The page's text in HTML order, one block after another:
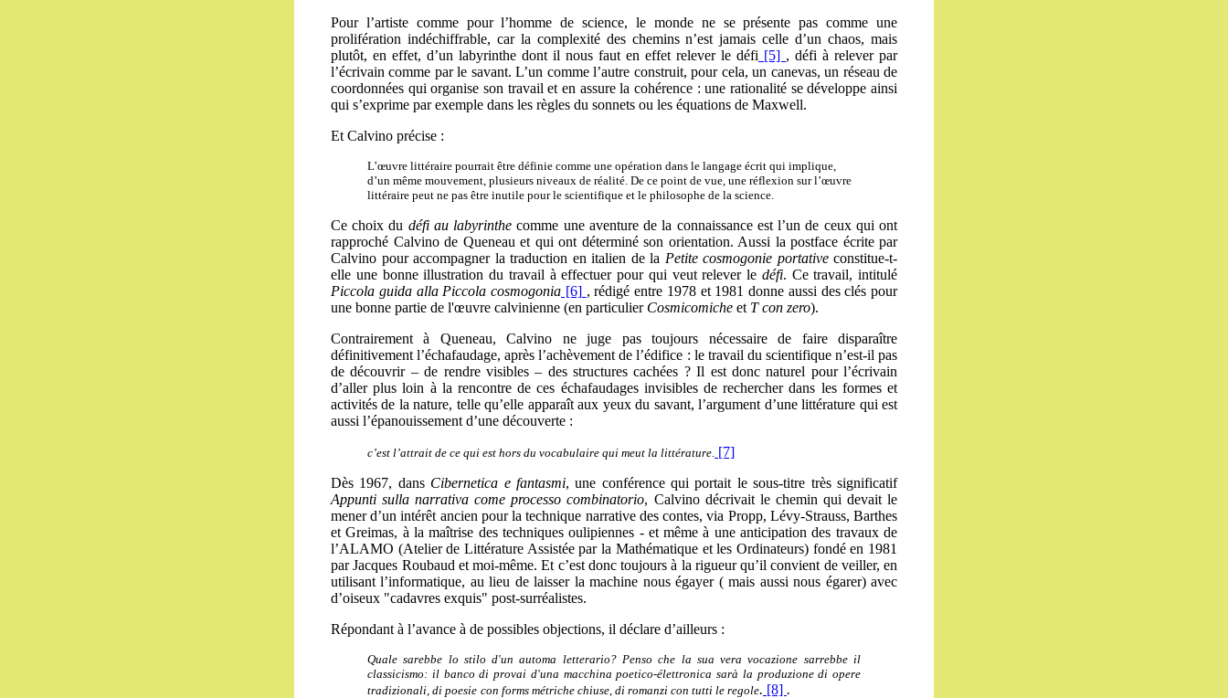
Pour l’artiste comme pour l’homme de science, le monde ne se présente pas comme une
prolifération indéchiffrable, car la complexité des chemins n’est jamais celle d’un chaos, mais
plutôt, en effet, d’un labyrinthe dont il nous faut en effet relever le défi [5] , défi à relever par
l’écrivain comme par le savant. L’un comme l’autre construit, pour cela, un canevas, un réseau de
coordonnées qui organise son travail et en assure la cohérence : une rationalité se développe ainsi
qui s’exprime par exemple dans les règles du sonnets ou les équations de Maxwell.
Et Calvino précise :
L’œuvre littéraire pourrait être définie comme une opération dans le langage écrit qui implique,
d’un même mouvement, plusieurs niveaux de réalité. De ce point de vue, une réflexion sur l’œuvre
littéraire peut ne pas être inutile pour le scientifique et le philosophe de la science.
Ce choix du défi au labyrinthecomme une aventure de la connaissance est l’un de ceux qui ont
rapproché Calvino de Queneau et qui ont déterminé son orientation. Aussi la postface écrite par
Calvino pour accompagner la traduction en italien de la Petite cosmogonie portativeconstitue-t-
elle une bonne illustration du travail à effectuer pour qui veut relever le défi. Ce travail, intitulé
Piccola guida alla Piccola cosmogonia [6] , rédigé entre 1978 et 1981 donne aussi des clés pour
une bonne partie de l'œuvre calvinienne (en particulier Cosmicomiche et T con zero).
Contrairement à Queneau, Calvino ne juge pas toujours nécessaire de faire disparaître
définitivement l’échafaudage, après l’achèvement de l’édifice : le travail du scientifique n’est-il pas
de découvrir – de rendre visibles – des structures cachées ? Il est donc naturel pour l’écrivain
d’aller plus loin à la rencontre de ces échafaudages invisibles de rechercher dans les formes et
activités de la nature, telle qu’elle apparaît aux yeux du savant, l’argument d’une littérature qui est
aussi l’épanouissement d’une découverte :
c’est l’attrait de ce qui est hors du vocabulaire qui meut la littérature. [7]
Dès 1967, dans Cibernetica e fantasmi, une conférence qui portait le sous-titre très significatif
Appunti sulla narrativa come processo combinatorio, Calvino décrivait le chemin qui devait le
mener d’un intérêt ancien pour la technique narrative des contes, via Propp, Lévy-Strauss, Barthes
et Greimas, à la maîtrise des techniques oulipiennes - et même à une anticipation des travaux de
l’ALAMO (Atelier de Littérature Assistée par la Mathématique et les Ordinateurs) fondé en 1981
par Jacques Roubaud et moi-même. Et c’est donc toujours à la rigueur qu’il convient de veiller, en
utilisant l’informatique, au lieu de laisser la machine nous égayer ( mais aussi nous égarer) avec
d’oiseux "cadavres exquis" post-surréalistes.
Répondant à l’avance à de possibles objections, il déclare d’ailleurs :
Quale sarebbe lo stilo d'un automa letterario? Penso che la sua vera vocazione sarrebbe il
classicismo: il banco di provai d'una macchina poetico-élettronica sarà la produzione di opere
tradizionali, di poesie con forms métriche chiuse, di romanzi con tutti le regole. [8] .